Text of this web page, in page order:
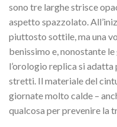
sono tre larghe strisce
aspetto spazzolato.
piuttosto sottile, ma una
benissimo e, nonostante
l’orologio replica si
stretti. Il materiale del
giornate molto calde –
qualcosa per prevenire la